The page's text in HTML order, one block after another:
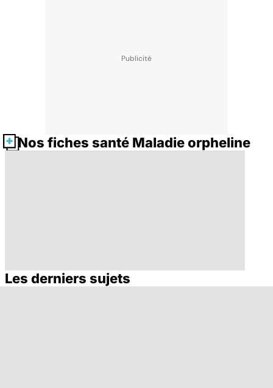
Nos fiches santé Maladie orpheline
Quel est le rôle
Hydrocéphalie,
Les derniers sujets